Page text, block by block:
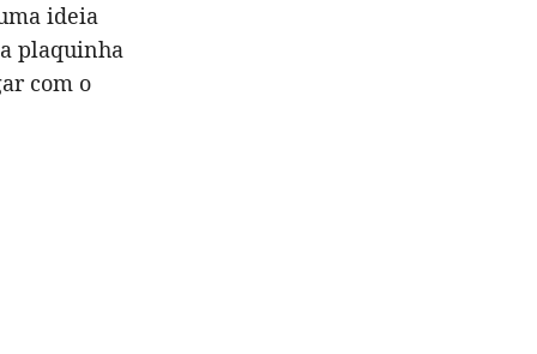
ideia
plaquinha
com o